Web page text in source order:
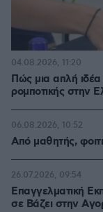
Πώς μια απλή
ρομποτικής στην
04.08.2026, 11:20
Από μαθητής,
06.08.2026, 10:52
Επαγγελματική
σε Bάζει στην
26.07.2026, 09:54